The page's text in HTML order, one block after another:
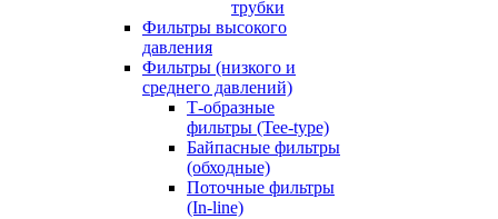
трубки
Фильтры высокого
давления
Фильтры (низкого и
среднего давлений)
Т-образные
фильтры (Tee-type)
Байпасные фильтры
(обходные)
Поточные фильтры
(In-line)